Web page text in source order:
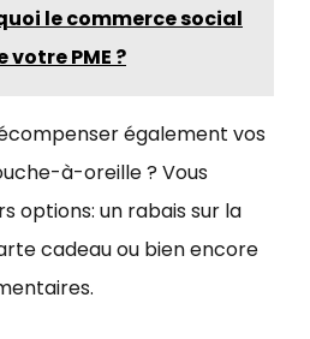
le commerce social
PME ?
également vos
à-oreille ? Vous
options: un rabais sur la
cadeau ou bien encore